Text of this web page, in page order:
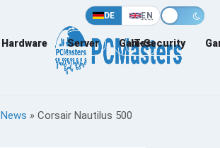
DE EN
Hardware Server Games
IT-Security
News » Corsair Nautilus 500